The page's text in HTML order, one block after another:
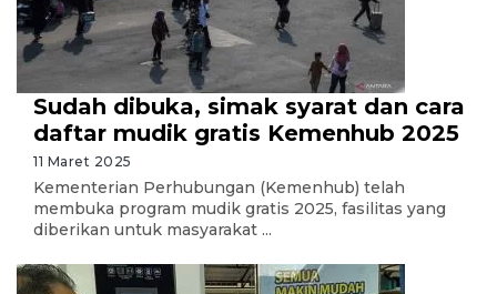
Sudah dibuka, simak syarat dan cara
daftar mudik gratis Kemenhub 2025
11 Maret 2025
Kementerian Perhubungan (Kemenhub) telah
membuka program mudik gratis 2025, fasilitas yang
diberikan untuk masyarakat ...